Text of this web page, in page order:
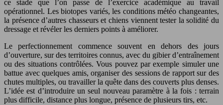
ce stade que l’on passe de l’exercice académique au travail
opérationnel. Les biotopes variés, les conditions météo changeantes,
la présence d’autres chasseurs et chiens viennent tester la solidité du
dressage et révéler les derniers points à améliorer.
Le perfectionnement commence souvent en dehors des jours
d’ouverture, sur des territoires connus, avec du gibier d’entraînement
ou des situations contrôlées. Vous pouvez par exemple simuler une
battue avec quelques amis, organiser des sessions de rapport sur des
chutes multiples, ou travailler la quête dans des couverts plus denses.
L’idée est d’introduire un seul nouveau paramètre à la fois : terrain
plus difficile, distance plus longue, présence de plusieurs tirs, etc.